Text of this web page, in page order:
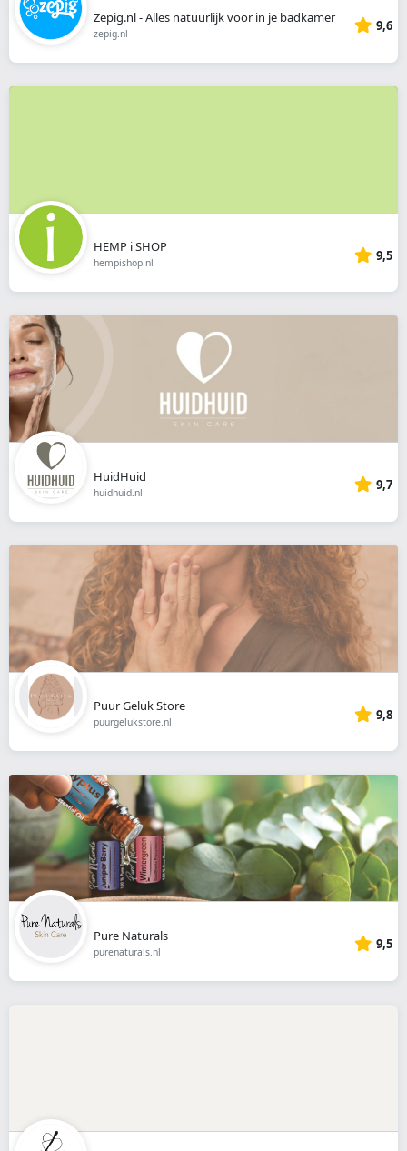
Zepig.nl - Alles natuurlijk voor in je badkamer
zepig.nl 9,6
HEMP i SHOP
hempishop.nl 9,5
HuidHuid
huidhuid.nl 9,7
Puur Geluk Store
puurgelukstore.nl 9,8
Pure Naturals
purenaturals.nl 9,5